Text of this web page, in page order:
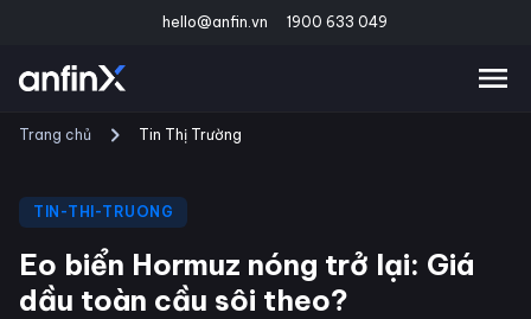
hello@anfin.vn 1900 633 049
Trang chủ Tin Thị Trường
TIN-THI-TRUONG
Eo biển Hormuz nóng trở lại: Giá
dầu toàn cầu sôi theo?